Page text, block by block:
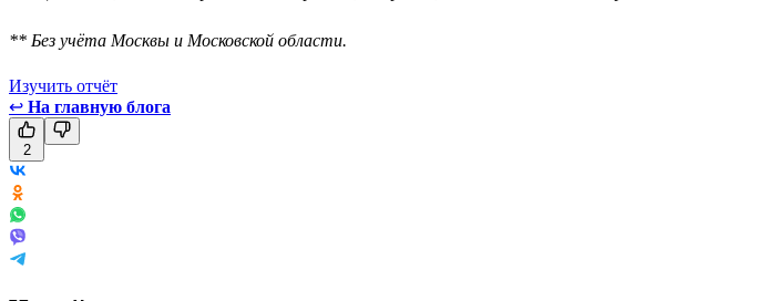
** Без учёта Москвы и Московской области.
Изучить отчёт
↩ На главную блога
2